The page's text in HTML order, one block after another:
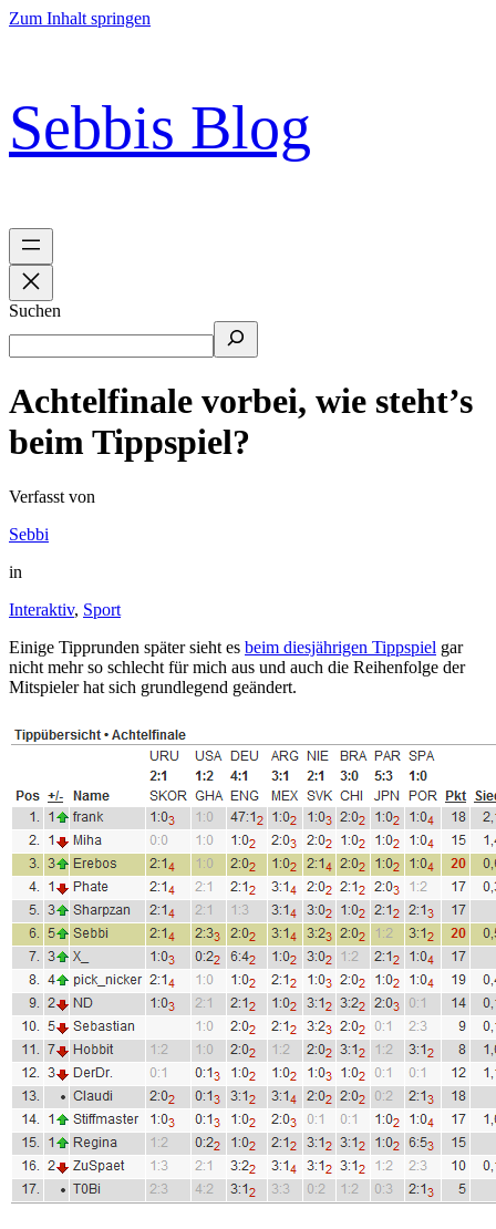
Zum Inhalt springen
Sebbis Blog
Suchen
Achtelfinale vorbei, wie steht’s
beim Tippspiel?
Verfasst von
Sebbi
in
Interaktiv, Sport
Einige Tipprunden später sieht es beim diesjährigen Tippspiel gar
nicht mehr so schlecht für mich aus und auch die Reihenfolge der
Mitspieler hat sich grundlegend geändert.